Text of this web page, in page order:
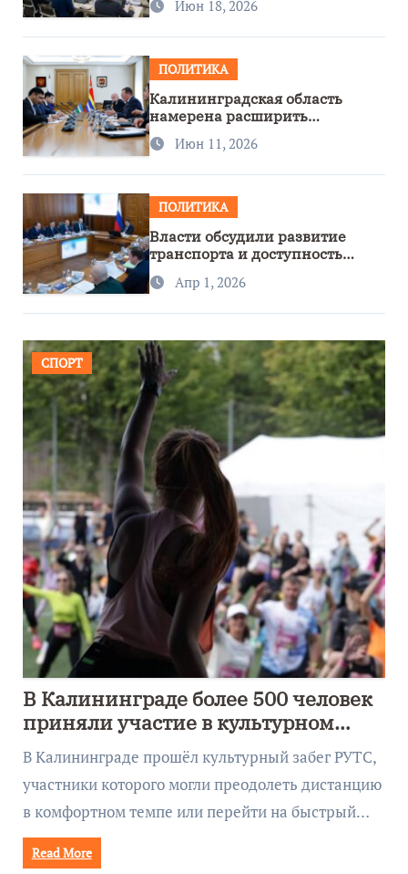
Июн 18, 2026
ПОЛИТИКА
Калининградская область
намерена расширить
сотрудничество с Узбекистаном
Июн 11, 2026
ПОЛИТИКА
Власти обсудили развитие
транспорта и доступность
региона
Апр 1, 2026
СПОРТ
В Калининграде более 500 человек
приняли участие в культурном
забеге
В Калининграде прошёл культурный забег РУТС,
участники которого могли преодолеть дистанцию
в комфортном темпе или перейти на быстрый…
Read More